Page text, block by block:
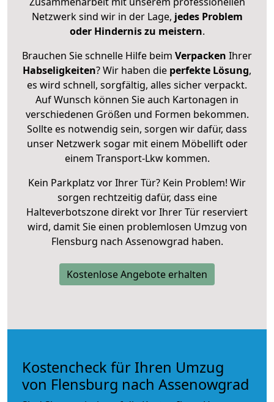
Netzwerk sind wir in der Lage, jedes Problem
oder Hindernis zu meistern.
Brauchen Sie schnelle Hilfe beim Verpacken Ihrer
Habseligkeiten? Wir haben die perfekte Lösung,
es wird schnell, sorgfältig, alles sicher verpackt.
Auf Wunsch können Sie auch Kartonagen in
verschiedenen Größen und Formen bekommen.
Sollte es notwendig sein, sorgen wir dafür, dass
unser Netzwerk sogar mit einem Möbellift oder
einem Transport-Lkw kommen.
Kein Parkplatz vor Ihrer Tür? Kein Problem! Wir
sorgen rechtzeitig dafür, dass eine
Halteverbotszone direkt vor Ihrer Tür reserviert
wird, damit Sie einen problemlosen Umzug von
Flensburg nach Assenowgrad haben.
Kostenlose Angebote erhalten
Kostencheck für Ihren Umzug
von Flensburg nach Assenowgrad